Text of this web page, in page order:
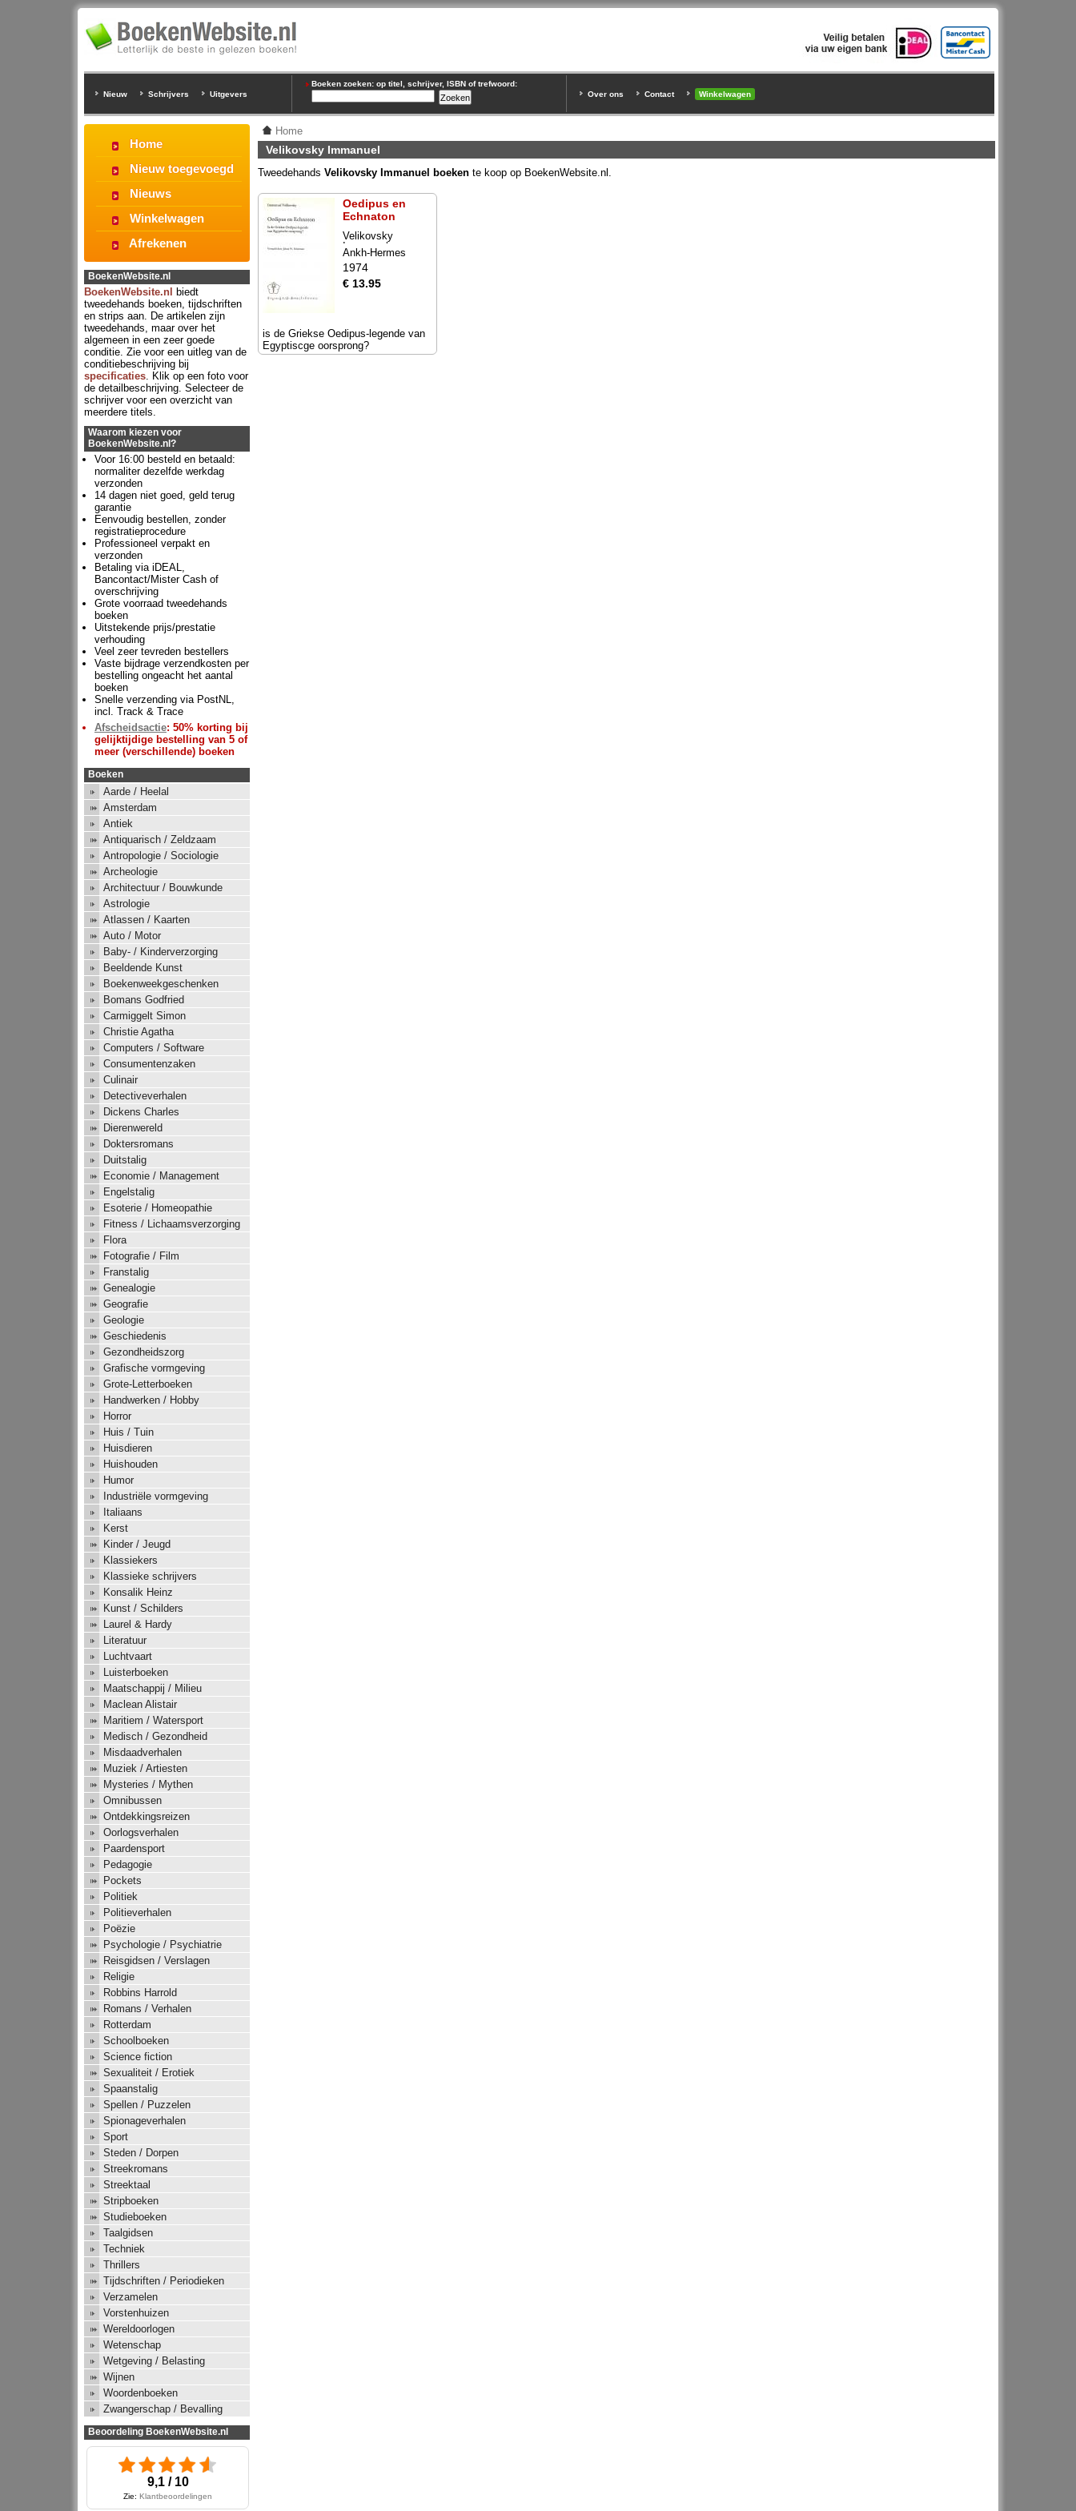
Nieuw Schrijvers Uitgevers
Boeken zoeken: op titel, schrijver, ISBN of trefwoord:
Over ons
Contact Winkelwagen
Home
Velikovsky Immanuel
Tweedehands Velikovsky Immanuel boeken te koop op BoekenWebsite.nl.
Oedipus en
Echnaton
Velikovsky
Immanuel
Ankh-Hermes
1974
€ 13.95
is de Griekse Oedipus-legende van
Egyptiscge oorsprong?
Home
Nieuw toegevoegd
Nieuws
Winkelwagen
Afrekenen
BoekenWebsite.nl
BoekenWebsite.nl
biedt
tweedehands boeken, tijdschriften
en strips aan. De artikelen zijn
tweedehands, maar over het
algemeen in een zeer goede
conditie. Zie voor een uitleg van de
conditiebeschrijving bij
specificaties. Klik op een foto voor
de detailbeschrijving. Selecteer de
schrijver voor een overzicht van
meerdere titels.
Waarom kiezen voor
BoekenWebsite.nl?
Voor 16:00 besteld en betaald:
normaliter dezelfde werkdag
verzonden
14 dagen niet goed, geld terug
garantie
Eenvoudig bestellen, zonder
registratieprocedure
Professioneel verpakt en
verzonden
Betaling via iDEAL,
Bancontact/Mister Cash of
overschrijving
Grote voorraad tweedehands
boeken
Uitstekende prijs/prestatie
verhouding
Veel zeer tevreden bestellers
Vaste bijdrage verzendkosten per
bestelling ongeacht het aantal
boeken
Snelle verzending via PostNL,
incl. Track & Trace
Afscheidsactie: 50% korting bij
gelijktijdige bestelling van 5 of
meer (verschillende) boeken
Boeken
Aarde / Heelal
Amsterdam
Antiek
Antiquarisch / Zeldzaam
Antropologie / Sociologie
Archeologie
Architectuur / Bouwkunde
Astrologie
Atlassen / Kaarten
Auto / Motor
Baby- / Kinderverzorging
Beeldende Kunst
Boekenweekgeschenken
Bomans Godfried
Carmiggelt Simon
Christie Agatha
Computers / Software
Consumentenzaken
Culinair
Detectiveverhalen
Dickens Charles
Dierenwereld
Doktersromans
Duitstalig
Economie / Management
Engelstalig
Esoterie / Homeopathie
Fitness / Lichaamsverzorging
Flora
Fotografie / Film
Franstalig
Genealogie
Geografie
Geologie
Geschiedenis
Gezondheidszorg
Grafische vormgeving
Grote-Letterboeken
Handwerken / Hobby
Horror
Huis / Tuin
Huisdieren
Huishouden
Humor
Industriële vormgeving
Italiaans
Kerst
Kinder / Jeugd
Klassiekers
Klassieke schrijvers
Konsalik Heinz
Kunst / Schilders
Laurel & Hardy
Literatuur
Luchtvaart
Luisterboeken
Maatschappij / Milieu
Maclean Alistair
Maritiem / Watersport
Medisch / Gezondheid
Misdaadverhalen
Muziek / Artiesten
Mysteries / Mythen
Omnibussen
Ontdekkingsreizen
Oorlogsverhalen
Paardensport
Pedagogie
Pockets
Politiek
Politieverhalen
Poëzie
Psychologie / Psychiatrie
Reisgidsen / Verslagen
Religie
Robbins Harrold
Romans / Verhalen
Rotterdam
Schoolboeken
Science fiction
Sexualiteit / Erotiek
Spaanstalig
Spellen / Puzzelen
Spionageverhalen
Sport
Steden / Dorpen
Streekromans
Streektaal
Stripboeken
Studieboeken
Taalgidsen
Techniek
Thrillers
Tijdschriften / Periodieken
Verzamelen
Vorstenhuizen
Wereldoorlogen
Wetenschap
Wetgeving / Belasting
Wijnen
Woordenboeken
Zwangerschap / Bevalling
Beoordeling BoekenWebsite.nl
9,1 / 10
Zie: Klantbeoordelingen